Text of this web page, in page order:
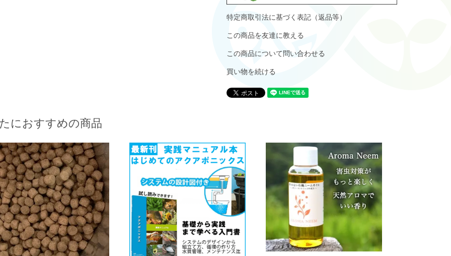
特定商取引法に基づく表記（返品等）
この商品を友達に教える
この商品について問い合わせる
買い物を続ける
におすすめの商品